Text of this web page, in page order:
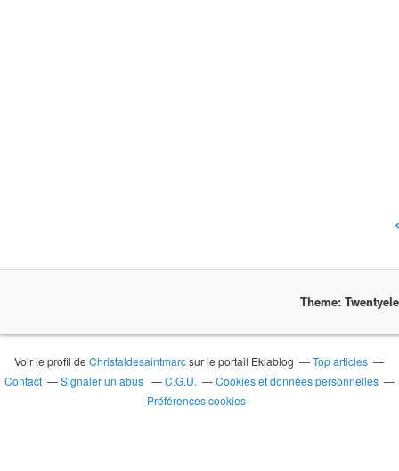
Theme:
Voir le profil deChristaldesaintmarcsur le portail Eklablog
Top articles
Contact
Signaler un abus C.G.U.
Cookies et données personnelles
Préférences cookies